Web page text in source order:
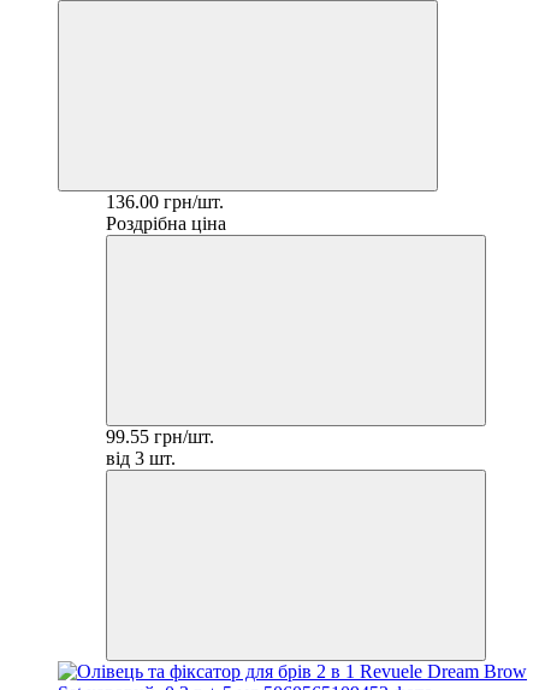
136.00 грн/шт.
Роздрібна ціна
99.55 грн/шт.
від 3 шт.